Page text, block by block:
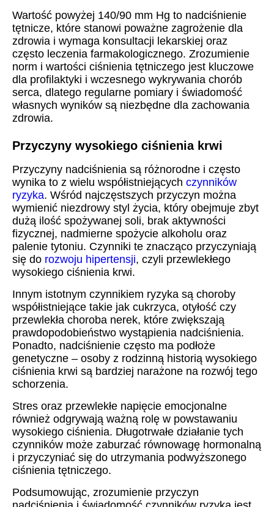
Wartość powyżej 140/90 mm Hg to nadciśnienie
tętnicze, które stanowi poważne zagrożenie dla
zdrowia i wymaga konsultacji lekarskiej oraz
często leczenia farmakologicznego. Zrozumienie
norm i wartości ciśnienia tętniczego jest kluczowe
dla profilaktyki i wczesnego wykrywania chorób
serca, dlatego regularne pomiary i świadomość
własnych wyników są niezbędne dla zachowania
zdrowia.
Przyczyny wysokiego ciśnienia krwi
Przyczyny nadciśnienia są różnorodne i często
wynika to z wielu współistniejących czynników
ryzyka. Wśród najczęstszych przyczyn można
wymienić niezdrowy styl życia, który obejmuje zbyt
dużą ilość spożywanej soli, brak aktywności
fizycznej, nadmierne spożycie alkoholu oraz
palenie tytoniu. Czynniki te znacząco przyczyniają
się do rozwoju hipertensji, czyli przewlekłego
wysokiego ciśnienia krwi.
Innym istotnym czynnikiem ryzyka są choroby
współistniejące takie jak cukrzyca, otyłość czy
przewlekła choroba nerek, które zwiększają
prawdopodobieństwo wystąpienia nadciśnienia.
Ponadto, nadciśnienie często ma podłoże
genetyczne – osoby z rodzinną historią wysokiego
ciśnienia krwi są bardziej narażone na rozwój tego
schorzenia.
Stres oraz przewlekłe napięcie emocjonalne
również odgrywają ważną rolę w powstawaniu
wysokiego ciśnienia. Długotrwałe działanie tych
czynników może zaburzać równowagę hormonalną
i przyczyniać się do utrzymania podwyższonego
ciśnienia tętniczego.
Podsumowując, zrozumienie przyczyn